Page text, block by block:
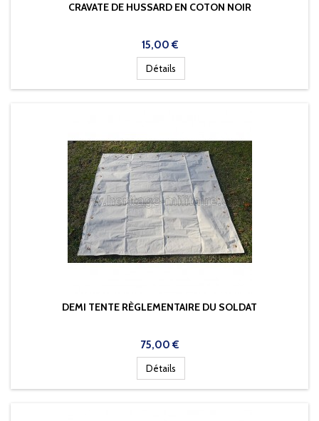
CRAVATE DE HUSSARD EN COTON NOIR
Prix
15,00 €
Détails
DEMI TENTE RÈGLEMENTAIRE DU SOLDAT
Prix
75,00 €
Détails